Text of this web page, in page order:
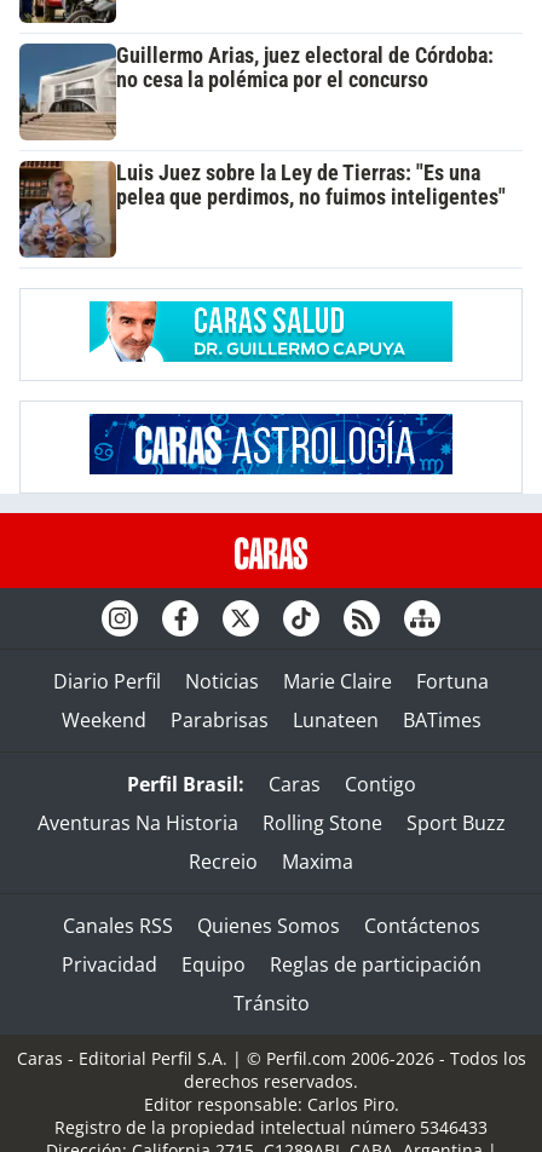
Guillermo Arias, juez electoral de Córdoba:
no cesa la polémica por el concurso
Luis Juez sobre la Ley de Tierras: "Es una
pelea que perdimos, no fuimos inteligentes"
Diario Perfil Noticias Marie Claire
Fortuna
Weekend
Parabrisas Lunateen BATimes
Perfil Brasil: Caras
Contigo
Aventuras Na Historia
Rolling Stone
Sport Buzz
Recreio
Maxima
Canales RSS Quienes Somos
Contáctenos
Privacidad
Equipo
Reglas de participación
Tránsito
Caras - Editorial Perfil S.A. | © Perfil.com 2006-2026 - Todos los
derechos reservados.
Editor responsable: Carlos Piro.
Registro de la propiedad intelectual número 5346433